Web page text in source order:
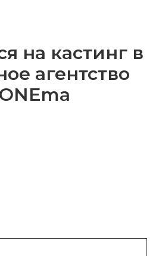
на кастинг в
агентство